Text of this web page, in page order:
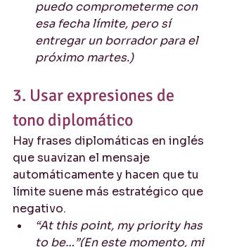
puedo comprometerme con
esa fecha límite, pero sí
entregar un borrador para el
próximo martes.)
3. Usar expresiones de
tono diplomático
Hay frases diplomáticas en inglés
que suavizan el mensaje
automáticamente y hacen que tu
límite suene más estratégico que
negativo.
“At this point, my priority has
to be…”(En este momento, mi